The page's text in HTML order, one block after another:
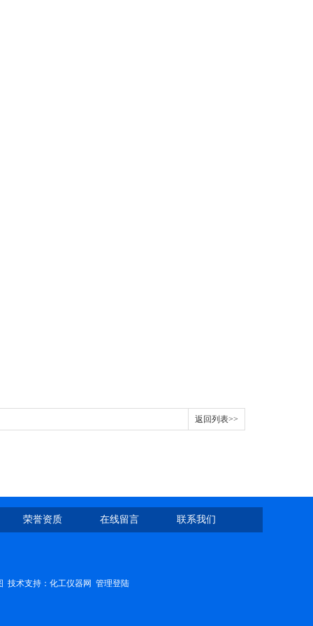
返回列表>>
荣誉资质 在线留言 联系我们
技术支持： 化工仪器网 管理登陆